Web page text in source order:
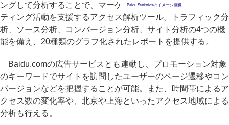
Baidu Statisticsのイメージ画像
ングして分析することで、マーケ
ティング活動を支援するアクセス解析ツール。トラフィック分
析、ソース分析、コンバージョン分析、サイト分析の4つの機
能を備え、20種類のグラフ化されたレポートを提供する。
Baidu.comの広告サービスとも連動し、プロモーション対象
のキーワードでサイトを訪問したユーザーのページ遷移やコン
バージョンなどを把握することが可能。また、時間帯によるア
クセス数の変化率や、北京や上海といったアクセス地域による
分析も行える。